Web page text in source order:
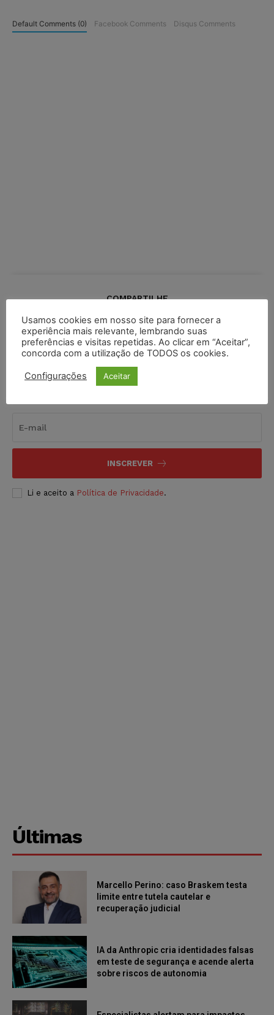
Default Comments (0) Facebook Comments Disqus Comments
COMPARTILHE
INSCREVER
Li e aceito a Política de Privacidade.
Últimas
Marcello Perino: caso Braskem testa
limite entre tutela cautelar e
recuperação judicial
IA da Anthropic cria identidades falsas
em teste de segurança e acende alerta
sobre riscos de autonomia
Usamos cookies em nosso site para fornecer a
experiência mais relevante, lembrando suas
preferências e visitas repetidas. Ao clicar em “Aceitar”,
concorda com a utilização de TODOS os cookies.
Configurações Aceitar